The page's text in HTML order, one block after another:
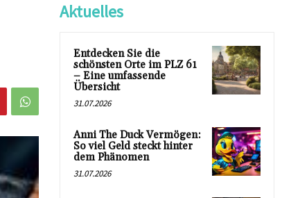
Aktuelles
Entdecken Sie die
schönsten Orte im PLZ 61
– Eine umfassende
Übersicht
31.07.2026
Anni The Duck Vermögen:
So viel Geld steckt hinter
dem Phänomen
31.07.2026